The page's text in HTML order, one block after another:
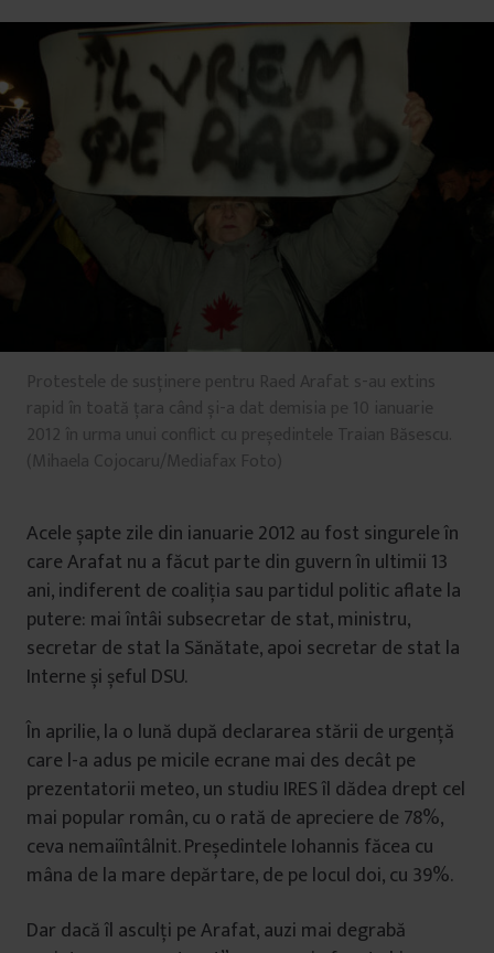
Protestele de susținere pentru Raed Arafat s-au extins
rapid în toată țara când și-a dat demisia pe 10 ianuarie
2012 în urma unui conflict cu președintele Traian Băsescu.
(Mihaela Cojocaru/Mediafax Foto)
Acele șapte zile din ianuarie 2012 au fost singurele în
care Arafat nu a făcut parte din guvern în ultimii 13
ani, indiferent de coaliția sau partidul politic aflate la
putere: mai întâi subsecretar de stat, ministru,
secretar de stat la Sănătate, apoi secretar de stat la
Interne și șeful DSU.
În aprilie, la o lună după declararea stării de urgență
care l-a adus pe micile ecrane mai des decât pe
prezentatorii meteo, un studiu IRES îl dădea drept cel
mai popular român, cu o rată de apreciere de 78%,
ceva nemaiîntâlnit. Președintele Iohannis făcea cu
mâna de la mare depărtare, de pe locul doi, cu 39%.
Dar dacă îl asculți pe Arafat, auzi mai degrabă